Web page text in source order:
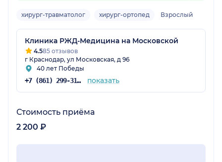
хирург-травматолог хирург-ортопед Взрослый
Клиника РЖД-Медицина на Московской
4.585 отзывов
г Краснодар, ул Московская, д 96
40 лет Победы
+7 (861) 299-31-75 показать
Стоимость приёма
2 200 ₽